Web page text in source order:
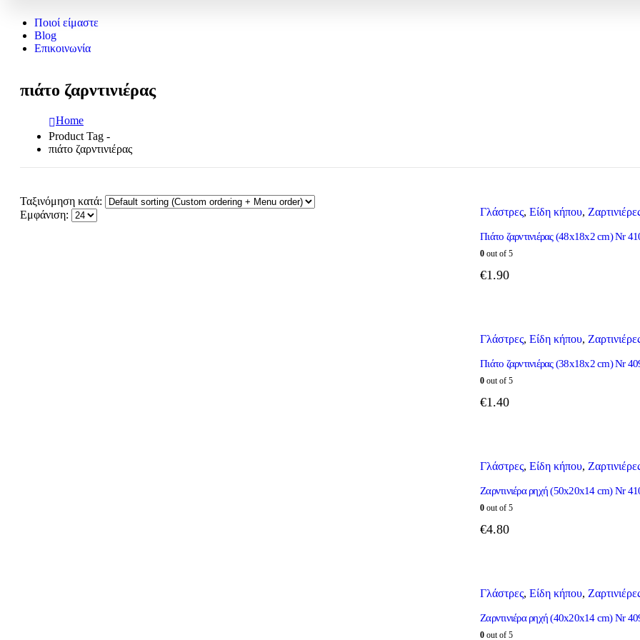
Ποιοί είμαστε
Blog
Επικοινωνία
πιάτο ζαρντινιέρας
Home
Product Tag -
πιάτο ζαρντινιέρας
Ταξινόμηση κατά:
Εμφάνιση:
Γλάστρες, Είδη κήπου,
Πιάτο ζαρντινιέρας (48x18x2 cm) Nr
0 out of 5
€1.90
Γλάστρες, Είδη κήπου,
Πιάτο ζαρντινιέρας (38x18x2 cm) Nr
0 out of 5
€1.40
Γλάστρες, Είδη κήπου,
Ζαρντινιέρα ρηχή (50x20x14 cm) Nr
0 out of 5
€4.80
Γλάστρες, Είδη κήπου,
Ζαρντινιέρα ρηχή (40x20x14 cm) Nr
0 out of 5